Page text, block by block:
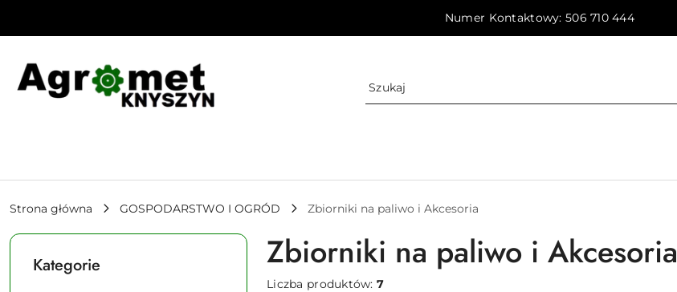
Numer Kontaktowy: 506 710 444
Strona główna GOSPODARSTWO I OGRÓD Zbiorniki na paliwo i Akcesoria
Kategorie Zbiorniki na paliwo i Akcesoria
Liczba produktów:7